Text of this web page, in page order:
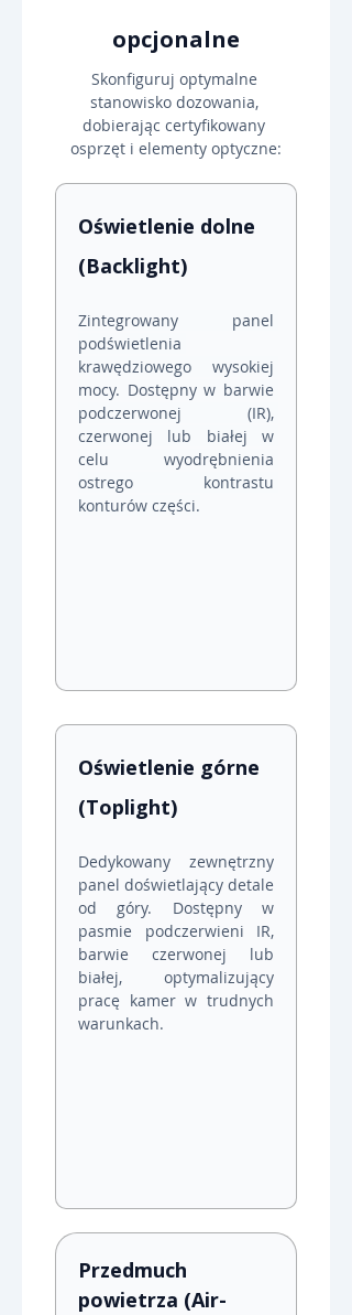
opcjonalne
Skonfiguruj optymalne
stanowisko dozowania,
dobierając certyfikowany
osprzęt i elementy optyczne:
Oświetlenie dolne
(Backlight)
Zintegrowany panel
podświetlenia
krawędziowego wysokiej
mocy. Dostępny w barwie
podczerwonej (IR),
czerwonej lub białej w
celu wyodrębnienia
ostrego kontrastu
konturów części.
Oświetlenie górne
(Toplight)
Dedykowany zewnętrzny
panel doświetlający detale
od góry. Dostępny w
pasmie podczerwieni IR,
barwie czerwonej lub
białej, optymalizujący
pracę kamer w trudnych
warunkach.
Przedmuch
powietrza (Air-